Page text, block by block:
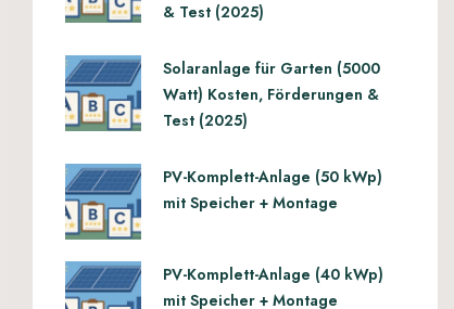
& Test (2025)
Solaranlage für Garten (5000
Watt) Kosten, Förderungen &
Test (2025)
PV-Komplett-Anlage (50 kWp)
mit Speicher + Montage
PV-Komplett-Anlage (40 kWp)
mit Speicher + Montage